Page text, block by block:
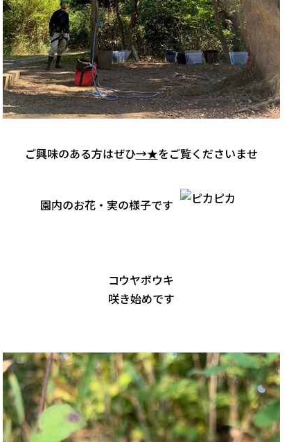
ご興味のある方はぜひ→★をご覧くださいませ
園内のお花・実の様子です
コウヤボウキ
咲き始めです